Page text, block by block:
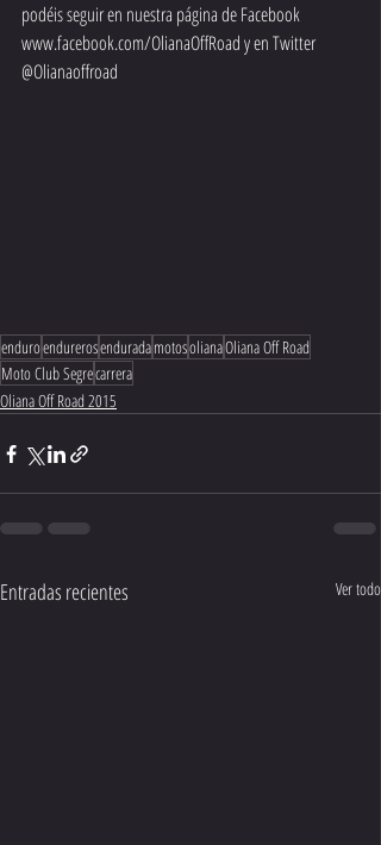
podéis seguir en nuestra página de Facebook
www.facebook.com/OlianaOffRoad y en Twitter
@Olianaoffroad
enduroendurerosenduradamotosolianaOliana Off Road
Moto Club Segrecarrera
Oliana Off Road 2015
Entradas recientes Ver todo